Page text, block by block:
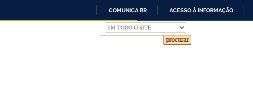
IR
PARA
O
CONTEÚDO
COMUNICA BR ACESSO À INFORMAÇÃO